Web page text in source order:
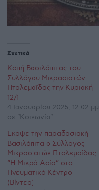
Σχετικά
Κοπή Βασιλόπιτας του
Συλλόγου Μικρασιατών
Πτολεμαΐδας την Κυριακή
12/1
4 Ιανουαρίου 2025, 12:02 μμ
σε "Κοινωνία"
Έκοψε την παραδοσιακή
Βασιλόπιτα ο Σύλλογος
Μικρασιατών Πτολεμαΐδας
“Η Μικρά Ασία” στο
Πνευματικό Κέντρο
(Βίντεο)